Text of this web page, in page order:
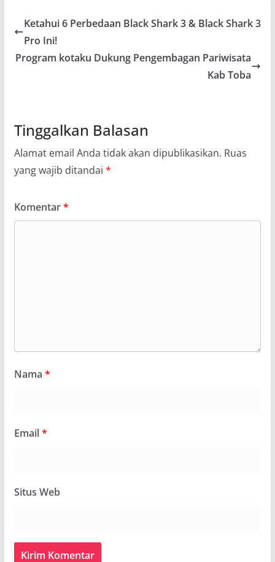
Ketahui 6 Perbedaan Black Shark 3 & Black Shark 3
Pro Ini!
Program kotaku Dukung Pengembagan Pariwisata
Kab Toba
Tinggalkan Balasan
Alamat email Anda tidak akan dipublikasikan. Ruas
yang wajib ditandai *
Komentar*
Nama *
Email*
Situs Web